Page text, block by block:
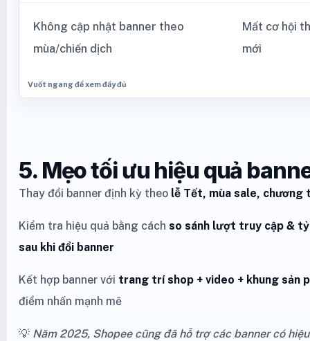
Không cập nhật banner theo
mùa/chiến dịch
Mất cơ hội
mới
5. Mẹo tối ưu hiệu quả
Thay đổi banner định kỳ theo lễ Tết, mùa sale, chương
Kiểm tra hiệu quả bằng cách so sánh lượt truy cập &
sau khi đổi banner
Kết hợp banner với trang trí shop + video + khung sản
điểm nhấn mạnh mẽ
💡 Năm 2025, Shopee cũng đã hỗ trợ các banner có